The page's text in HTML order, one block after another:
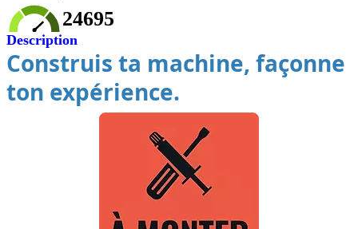
24695
Description
Construis ta machine, façonne
ton expérience.